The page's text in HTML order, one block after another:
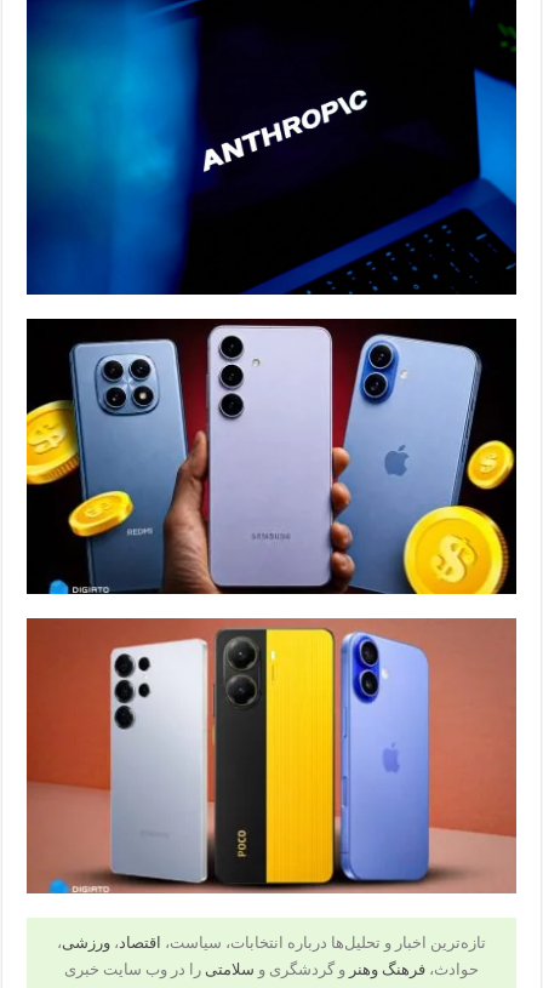
تازه‌ترین اخبار و تحلیل‌ها درباره انتخابات، سیاست، اقتصاد، ورزشی،
حوادث، فرهنگ وهنر و گردشگری و سلامتی را در وب سایت خبری